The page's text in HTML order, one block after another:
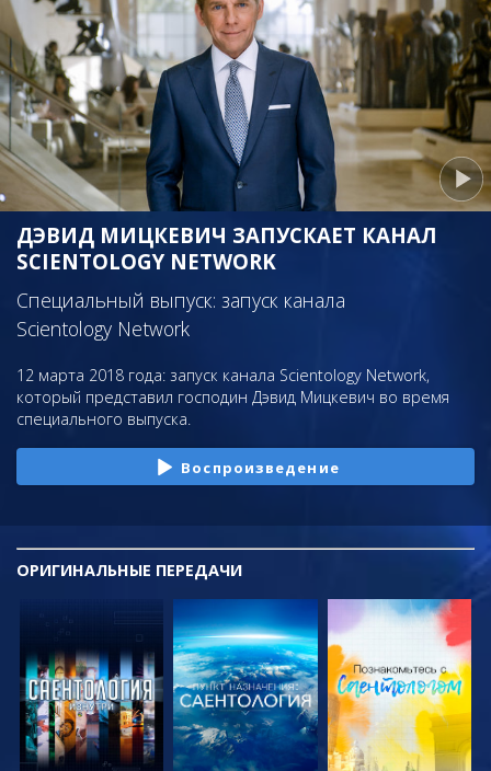
ДЭВИД МИЦКЕВИЧ ЗАПУСКАЕТ КАНАЛ
SCIENTOLOGY NETWORK
Специальный выпуск: запуск канала
Scientology Network
12 марта 2018 года: запуск канала Scientology Network,
который представил господин Дэвид Мицкевич во время
специального выпуска.
Воспроизведение
ОРИГИНАЛЬНЫЕ ПЕРЕДАЧИ